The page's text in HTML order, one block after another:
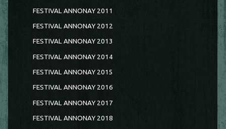
FESTIVAL ANNONAY 2011
FESTIVAL ANNONAY 2012
FESTIVAL ANNONAY 2013
FESTIVAL ANNONAY 2014
FESTIVAL ANNONAY 2015
FESTIVAL ANNONAY 2016
FESTIVAL ANNONAY 2017
FESTIVAL ANNONAY 2018